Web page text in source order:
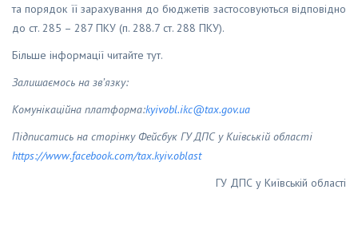
та порядок її зарахування до бюджетів застосовуються відповідно
до ст. 285 – 287 ПКУ (п. 288.7 ст. 288 ПКУ).
Більше інформації читайте тут.
Залишаємось на зв’язку:
Комунікаційна платформа:kyivobl.ikc@tax.gov.ua
Підписатись на сторінку Фейсбук ГУ ДПС у Київській області
https://www.facebook.com/tax.kyiv.oblast
ГУ ДПС у Київській області